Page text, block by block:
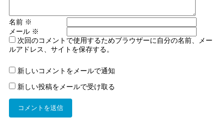
名前 ※
メール ※
次回のコメントで使用するためブラウザーに自分の名前、メー
ルアドレス、サイトを保存する。
新しいコメントをメールで通知
新しい投稿をメールで受け取る